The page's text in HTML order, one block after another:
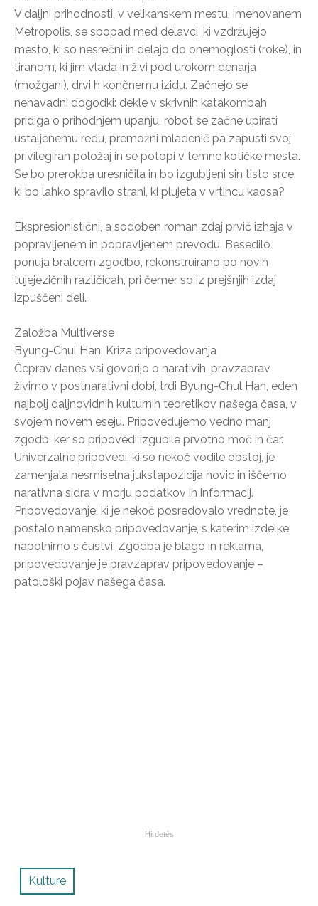
V daljni prihodnosti, v velikanskem mestu, imenovanem
Metropolis, se spopad med delavci, ki vzdržujejo
mesto, ki so nesrečni in delajo do onemoglosti (roke), in
tiranom, ki jim vlada in živi pod urokom denarja
(možgani), drvi h končnemu izidu. Začnejo se
nenavadni dogodki: dekle v skrivnih katakombah
pridiga o prihodnjem upanju, robot se začne upirati
ustaljenemu redu, premožni mladenič pa zapusti svoj
privilegiran položaj in se potopi v temne kotičke mesta.
Se bo prerokba uresničila in bo izgubljeni sin tisto srce,
ki bo lahko spravilo strani, ki plujeta v vrtincu kaosa?
Ekspresionistični, a sodoben roman zdaj prvič izhaja v
popravljenem in popravljenem prevodu. Besedilo
ponuja bralcem zgodbo, rekonstruirano po novih
tujejezičnih različicah, pri čemer so iz prejšnjih izdaj
izpuščeni deli.
Založba Multiverse
Byung-Chul Han: Kriza pripovedovanja
Čeprav danes vsi govorijo o narativih, pravzaprav
živimo v postnarativni dobi, trdi Byung-Chul Han, eden
najbolj daljnovidnih kulturnih teoretikov našega časa, v
svojem novem eseju. Pripovedujemo vedno manj
zgodb, ker so pripovedi izgubile prvotno moč in čar.
Univerzalne pripovedi, ki so nekoč vodile obstoj, je
zamenjala nesmiselna jukstapozicija novic in iščemo
narativna sidra v morju podatkov in informacij.
Pripovedovanje, ki je nekoč posredovalo vrednote, je
postalo namensko pripovedovanje, s katerim izdelke
napolnimo s čustvi. Zgodba je blago in reklama,
pripovedovanje je pravzaprav pripovedovanje –
patološki pojav našega časa.
Kulture